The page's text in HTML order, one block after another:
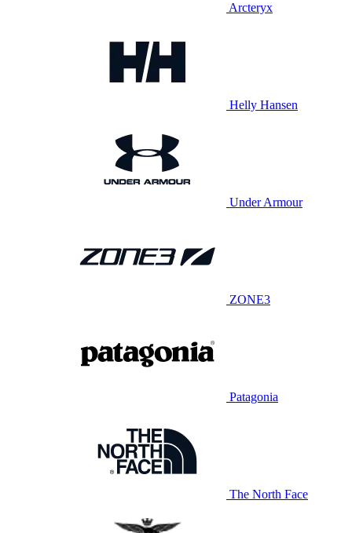
Arcteryx
Helly Hansen
Under Armour
ZONE3
Patagonia
The North Face